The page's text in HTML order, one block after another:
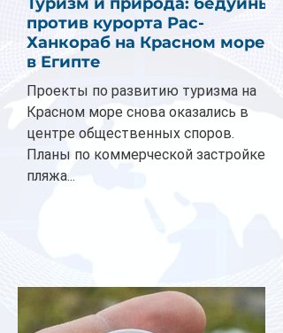
против курорта Рас-
Ханкораб на Красном море
в Египте
Проекты по развитию туризма на
Красном море снова оказались в
центре общественных споров.
Планы по коммерческой застройке
пляжа...